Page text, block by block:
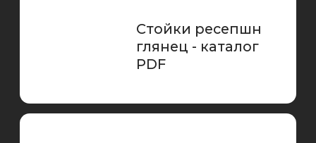
Барные стойки -